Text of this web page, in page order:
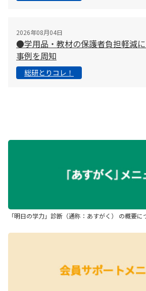
2026年08月04日
●学用品・教材の保護者負担軽減
事例を周知
総研とりコレ！
「明日の学力」診断（通称：あすがく） の概要に